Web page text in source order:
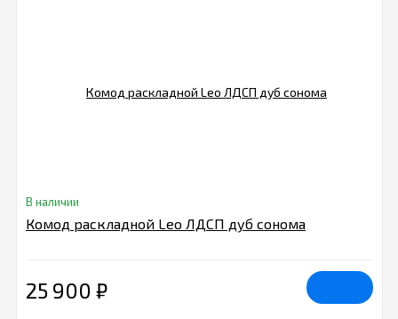
В наличии
Комод раскладной Leo ЛДСП дуб сонома
25 900 ₽